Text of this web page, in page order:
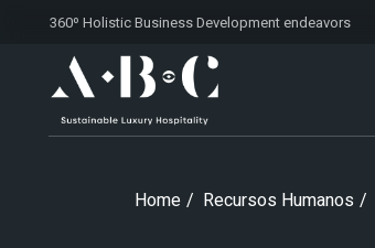
360º Holistic Business Developmentendeavors
Home Recursos Humanos